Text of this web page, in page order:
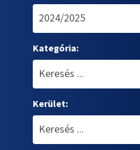
Kategória:
Kerület: